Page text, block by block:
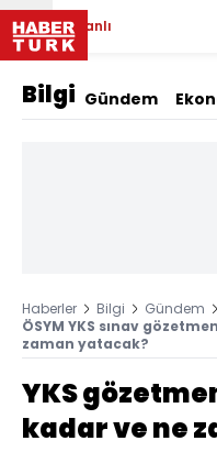
Canlı
Bilgi Gündem
Haberler Bilgi Gündem
ÖSYM YKS sınav
zaman yatacak?
YKS
kadar ve ne